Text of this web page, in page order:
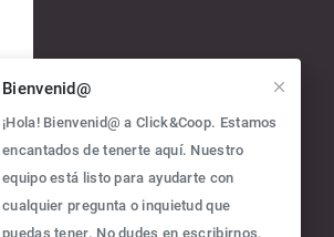
Peligros, 3. 4ª Planta.
Bienvenid@
¡Hola! Bienvenid@ a Click&Coop. Estamos
encantados de tenerte aquí. Nuestro
equipo está listo para ayudarte con
cualquier pregunta o inquietud que
puedas tener. No dudes en escribirnos,